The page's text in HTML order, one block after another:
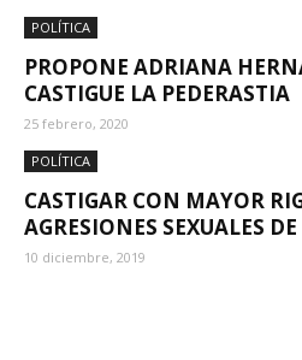
POLÍTICA
PROPONE ADRIANA
CASTIGUE LA PEDERASTIA
25 febrero, 2020
POLÍTICA
CASTIGAR CON MAYOR
AGRESIONES SEXUALES
10 diciembre, 2019